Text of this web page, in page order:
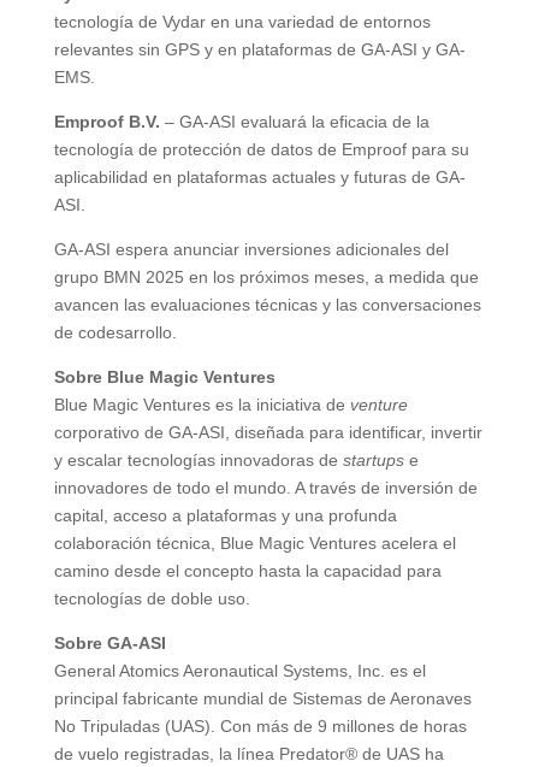
tecnología de Vydar en una variedad de entornos
relevantes sin GPS y en plataformas de GA-ASI y GA-
EMS.
Emproof B.V. – GA-ASI evaluará la eficacia de la
tecnología de protección de datos de Emproof para su
aplicabilidad en plataformas actuales y futuras de GA-
ASI.
GA-ASI espera anunciar inversiones adicionales del
grupo BMN 2025 en los próximos meses, a medida que
avancen las evaluaciones técnicas y las conversaciones
de codesarrollo.
Sobre Blue Magic Ventures
Blue Magic Ventures es la iniciativa de venture
corporativo de GA-ASI, diseñada para identificar, invertir
y escalar tecnologías innovadoras de startupse
innovadores de todo el mundo. A través de inversión de
capital, acceso a plataformas y una profunda
colaboración técnica, Blue Magic Ventures acelera el
camino desde el concepto hasta la capacidad para
tecnologías de doble uso.
Sobre GA-ASI
General Atomics Aeronautical Systems, Inc. es el
principal fabricante mundial de Sistemas de Aeronaves
No Tripuladas (UAS). Con más de 9 millones de horas
de vuelo registradas, la línea Predator® de UAS ha